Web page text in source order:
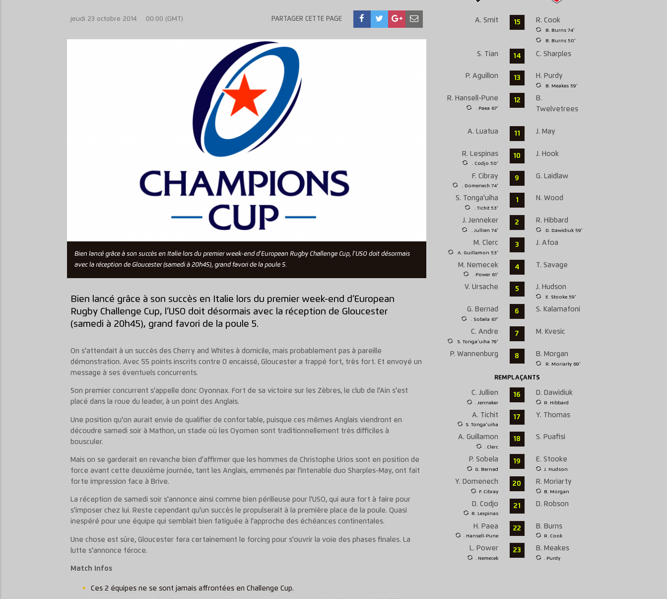
jeudi 23 octobre 2014 00:00 (GMT) PARTAGER CETTE PAGE
Bien lancé grâce à son succès en Italie lors du premier week-end d'European Rugby Challenge Cup, l'USO doit désormais
avec la réception de Gloucester (samedi à 20h45), grand favori de la poule 5.
Bien lancé grâce à son succès en Italie lors du premier week-end d’European
Rugby Challenge Cup, l’USO doit désormais avec la réception de Gloucester
(samedi à 20h45), grand favori de la poule 5.
On s'attendait à un succès des Cherry and Whites à domicile, mais probablement pas à pareille
démonstration. Avec 55 points inscrits contre 0 encaissé, Gloucester a frappé fort, très fort. Et envoyé un
message à ses éventuels concurrents.
Son premier concurrent s'appelle donc Oyonnax. Fort de sa victoire sur les Zèbres, le club de l'Ain s'est
placé dans la roue du leader, à un point des Anglais.
Une position qu'on aurait envie de qualifier de confortable, puisque ces mêmes Anglais viendront en
découdre samedi soir à Mathon, un stade où les Oyomen sont traditionnellement très difficiles à
bousculer.
Mais on se garderait en revanche bien d'affirmer que les hommes de Christophe Urios sont en position de
force avant cette deuxième journée, tant les Anglais, emmenés par l'intenable duo Sharples-May, ont fait
forte impression face à Brive.
La réception de samedi soir s'annonce ainsi comme bien périlleuse pour l'USO, qui aura fort à faire pour
s'imposer chez lui. Reste cependant qu'un succès le propulserait à la première place de la poule. Quasi
inespéré pour une équipe qui semblait bien fatiguée à l'approche des échéances continentales.
Une chose est sûre, Gloucester fera certainement le forcing pour s'ouvrir la voie des phases finales. La
lutte s'annonce féroce.
Match Infos
Ces 2 équipes ne se sont jamais affrontées en Challenge Cup.
A. Smit 15 R. Cook
B. Burns 50'
B. Burns 74'
S. Tian 14 C. Sharples
P. Aguillon 13 H. Purdy
B. Meakes 59'
R. Hansell-Pune
. Paea 67'
12
B.
Twelvetrees
A. Luatua 11 J. May
R. Lespinas
. Codjo 50'
10 J. Hook
F. Cibray
. Domenech 74'
9 G. Laidlaw
S. Tonga'uiha
. Tichit 53'
1 N. Wood
J. Jenneker
. Jullien 74'
2 R. Hibbard
D. Dawidiuk 59'
M. Clerc
A. Guillamon 53'
3 J. Afoa
M. Nemecek
. Power 61'
4 T. Savage
V. Ursache 5 J. Hudson
E. Stooke 59'
G. Bernad
. Sobela 67'
6 S. Kalamafoni
C. Andre
S. Tonga'uiha 79'
7 M. Kvesic
P. Wannenburg 8 B. Morgan
R. Moriarty 69'
REMPLAÇANTS
C. Jullien
. Jenneker
16 D. Dawidiuk
R. Hibbard
A. Tichit
S. Tonga'uiha
17 Y. Thomas
A. Guillamon
. Clerc
18 S. Puafisi
P. Sobela
G. Bernad
19 E. Stooke
J. Hudson
Y. Domenech
F. Cibray
20 R. Moriarty
B. Morgan
D. Codjo
R. Lespinas
21 D. Robson
H. Paea
. Hansell-Pune
22 B. Burns
R. Cook
L. Power
. Nemecek
23 B. Meakes
. Purdy